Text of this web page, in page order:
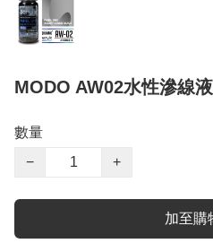
MODO AW02水性滲線
數量
−
+
加至購